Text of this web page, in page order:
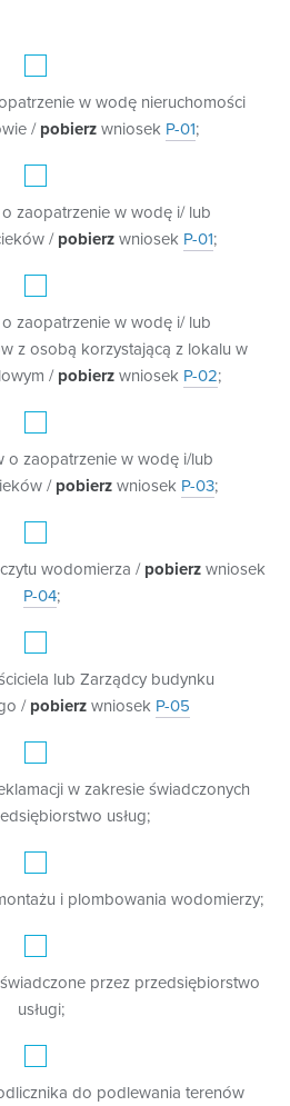
w wodę nieruchomości
/ pobierz wniosek P-01;
zaopatrzenie w wodę i/ lub
/ pobierzwniosek P-01;
zaopatrzenie w wodę i/ lub
z osobą korzystającą z lokalu w
/ pobierz wniosek P-02;
o zaopatrzenie w wodę i/lub
/ pobierz wniosek P-03;
wodomierza / pobierz wniosek
P-04;
lub Zarządcy budynku
/ pobierz wniosek P-05
w zakresie świadczonych
usług;
i plombowania wodomierzy;
przez przedsiębiorstwo
usługi;
do podlewania terenów